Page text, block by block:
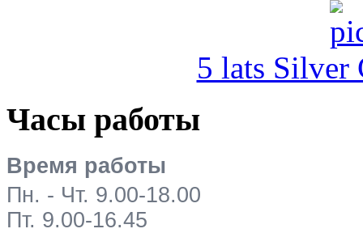
5 lats Silver
Часы работы
Время работы
Пн. - Чт. 9.00-18.00
Пт. 9.00-16.45